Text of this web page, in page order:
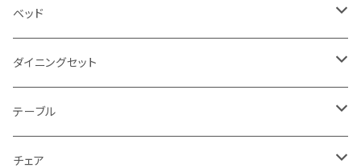
2.5人掛け
2人掛け
1人掛け
カウチソファ
ベッド
シングルサイズ以下（フレームのみ）
セミダブルサイズ（フレームのみ）
ダブルサイズ（フレームのみ）
ダイニングセット
ダイニング3点セット以下
ダイニング4点セット
テーブル
センターテーブル
チェア